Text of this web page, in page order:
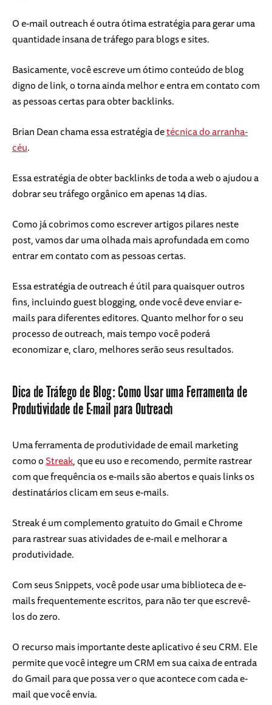
O e-mail outreach é outra ótima estratégia para gerar uma
quantidade insana de tráfego para blogs e sites.
Basicamente, você escreve um ótimo conteúdo de blog
digno de link, o torna ainda melhor e entra em contato com
as pessoas certas para obter backlinks.
Brian Dean chama essa estratégia detécnica do arranha-
céu.
Essa estratégia de obter backlinks de toda a web o ajudou a
dobrar seu tráfego orgânico em apenas 14 dias.
Como já cobrimos como escrever artigos pilares neste
post, vamos dar uma olhada mais aprofundada em como
entrar em contato com as pessoas certas.
Essa estratégia de outreach é útil para quaisquer outros
fins, incluindo guest blogging, onde você deve enviar e-
mails para diferentes editores. Quanto melhor for o seu
processo de outreach, mais tempo você poderá
economizar e, claro, melhores serão seus resultados.
Dica de Tráfego de Blog: Como Usar uma Ferramenta de
Produtividade de E-mail para Outreach
Uma ferramenta de produtividade de email marketing
como oStreak, que eu uso e recomendo, permite rastrear
com que frequência os e-mails são abertos e quais links os
destinatários clicam em seus e-mails.
Streak é um complemento gratuito do Gmail e Chrome
para rastrear suas atividades de e-mail e melhorar a
produtividade.
Com seus Snippets, você pode usar uma biblioteca de e-
mails frequentemente escritos, para não ter que escrevê-
los do zero.
O recurso mais importante deste aplicativo é seu CRM. Ele
permite que você integre um CRM em sua caixa de entrada
do Gmail para que possa ver o que acontece com cada e-
mail que você envia.